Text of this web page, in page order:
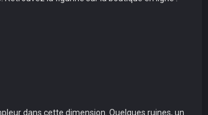
dans cette dimension. Quelques ruines, un